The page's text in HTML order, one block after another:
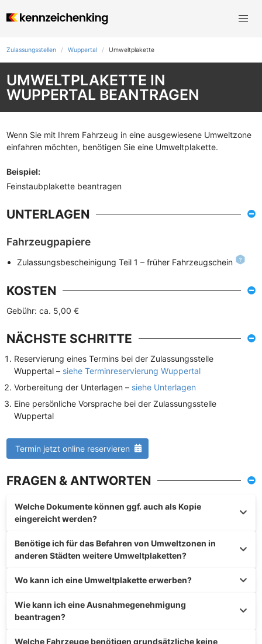
Zulassungsstellen Wuppertal Umweltplakette
UMWELTPLAKETTE IN
WUPPERTAL BEANTRAGEN
Wenn Sie mit Ihrem Fahrzeug in eine ausgewiesene Umweltzone
einfahren möchten, benötigen Sie eine Umweltplakette.
Beispiel:
Feinstaubplakette beantragen
UNTERLAGEN
Fahrzeugpapiere
Zulassungsbescheinigung Teil 1 – früher Fahrzeugschein
KOSTEN
Gebühr: ca. 5,00 €
NÄCHSTE SCHRITTE
Reservierung eines Termins bei der Zulassungsstelle
Wuppertal – siehe Terminreservierung Wuppertal
Vorbereitung der Unterlagen – siehe Unterlagen
Eine persönliche Vorsprache bei der Zulassungsstelle
Wuppertal
Termin jetzt online reservieren
FRAGEN & ANTWORTEN
Welche Dokumente können ggf. auch als Kopie
eingereicht werden?
Benötige ich für das Befahren von Umweltzonen in
anderen Städten weitere Umweltplaketten?
Wo kann ich eine Umweltplakette erwerben?
Wie kann ich eine Ausnahmegenehmigung
beantragen?
Welche Fahrzeuge benötigen grundsätzliche keine